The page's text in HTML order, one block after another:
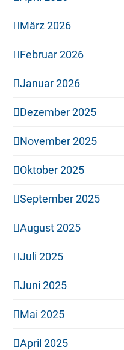
März 2026
Februar 2026
Januar 2026
Dezember 2025
November 2025
Oktober 2025
September 2025
August 2025
Juli 2025
Juni 2025
Mai 2025
April 2025